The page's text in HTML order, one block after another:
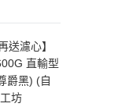
送濾心】
直輸型
爵黑) (自
坊